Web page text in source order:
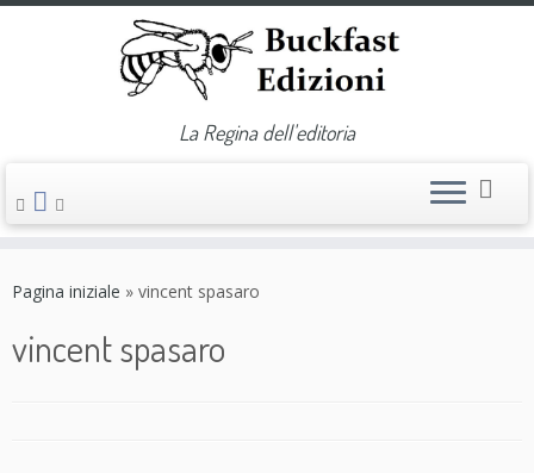
La Regina dell'editoria
Pagina iniziale » vincent spasaro
vincent spasaro